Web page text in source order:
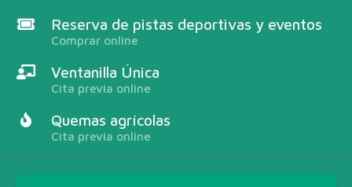
Reserva de pistas deportivas y eventos
Comprar online
Ventanilla Única
Cita previa online
Quemas agrícolas
Cita previa online